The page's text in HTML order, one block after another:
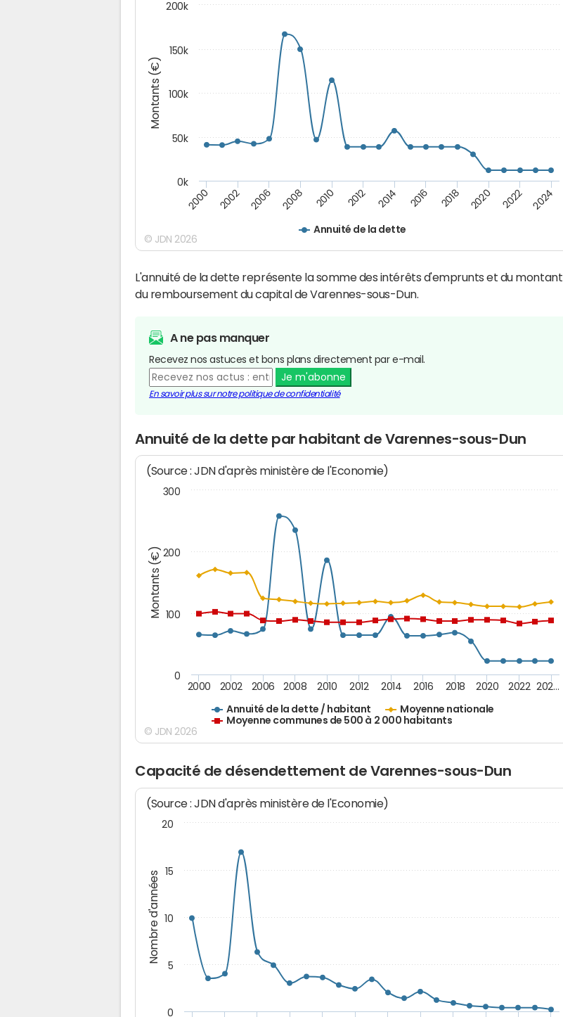
Montants (€)
Annuité de la dette
2000 2002 2006 2008 2010 2012 2014 2016 2018 2020 2022 2024
0k
50k
100k
150k
200k
© JDN 2026
L'annuité de la dette représente la somme des intérêts d'emprunts et du montant
du remboursement du capital de Varennes-sous-Dun.
A ne pas manquer
Recevez nos astuces et bons plans directement par e-mail.
Je m'abonne
En savoir plus sur notre politique de confidentialité
Annuité de la dette par habitant de Varennes-sous-Dun
Montants (€)
(Source : JDN d'après ministère de l'Economie)
Annuité de la dette / habitant
Moyenne nationale
Moyenne communes de 500 à 2 000 habitants
2000 2002 2006 2008 2010 2012 2014 2016 2018 2020 2022 202…
0
100
200
300
© JDN 2026
Capacité de désendettement de Varennes-sous-Dun
Nombre d'années
(Source : JDN d'après ministère de l'Economie)
0
5
10
15
20